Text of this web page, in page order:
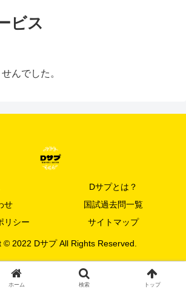
ビス
んでした。
Dサプとは？
せ
国試過去問一覧
リシー
サイトマップ
© 2022 Dサプ All Rights Reserved.
ホーム 検索 トップ